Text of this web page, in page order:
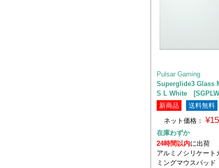
Pulsar Gaming
Superglide3 Glass
S L White
新商品
送料無料
ネット価格：
在庫わずか
24時間以内に出荷
アルミノシリケート
ミングマウスパッド